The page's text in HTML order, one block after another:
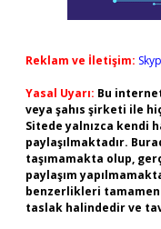
Reklam ve İletişim:
Yasal Uyarı: Bu
veya şahıs şirketi ile
Sitede yalnızca kendi
paylaşılmaktadır.
taşımamakta olup,
paylaşım
benzerlikleri
taslak halindedir ve